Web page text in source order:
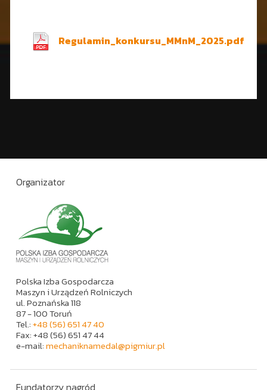
Regulamin_konkursu_MMnM_2025.pdf
Organizator
Polska Izba Gospodarcza
Maszyn i Urządzeń Rolniczych
ul. Poznańska 118
87 - 100 Toruń
Tel.:+48 (56) 651 47 40
Fax: +48 (56) 651 47 44
e-mail:mechaniknamedal@pigmiur.pl
Fundatorzy nagród